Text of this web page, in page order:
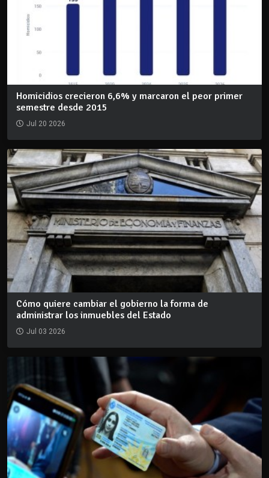
Homicidios crecieron 6,6% y marcaron el peor primer
semestre desde 2015
Jul 20 2026
Cómo quiere cambiar el gobierno la forma de
administrar los inmuebles del Estado
Jul 03 2026